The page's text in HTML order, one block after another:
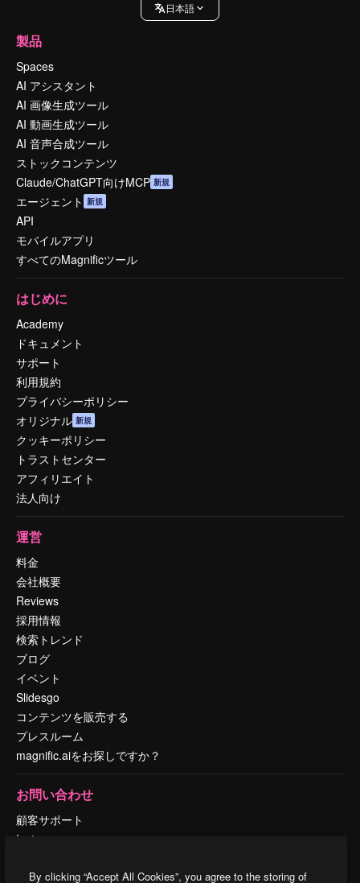
日本語
製品
Spaces
AI アシスタント
AI 画像生成ツール
AI 動画生成ツール
AI 音声合成ツール
ストックコンテンツ
Claude/ChatGPT向けMCP 新規
エージェント 新規
API
モバイルアプリ
すべてのMagnificツール
はじめに
Academy
ドキュメント
サポート
利用規約
プライバシーポリシー
オリジナル 新規
クッキーポリシー
トラストセンター
アフィリエイト
法人向け
運営
料金
会社概要
Reviews
採用情報
検索トレンド
ブログ
イベント
Slidesgo
コンテンツを販売する
プレスルーム
magnific.aiをお探しですか？
お問い合わせ
顧客サポート
Instagram
LinkedIn
By clicking “Accept All Cookies”, you agree to the storing of